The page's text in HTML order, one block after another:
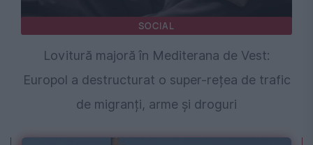
SOCIAL
Lovitură majoră în Mediterana de Vest:
Europol a destructurat o super-rețea de trafic
de migranți, arme și droguri